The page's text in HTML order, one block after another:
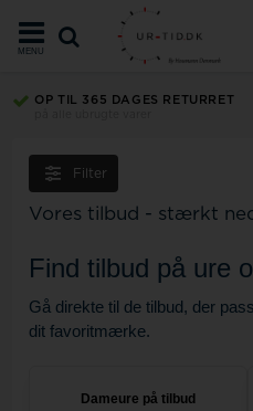
MENU
OP TIL 365 DAGES RETURRET
Filter
Vores tilbud - stærkt
Find tilbud på ure
Gå direkte til de tilbud, der
dit favoritmærke.
Dameure på tilbud